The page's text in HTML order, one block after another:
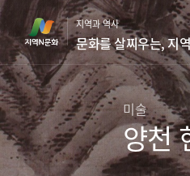
컨
텐
츠
영
역
바
로
가
기
하
단
영
역
바
로
가
기
지역과 역사
문화를 살찌우는, 지
미술
양천